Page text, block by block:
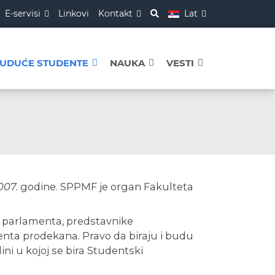
E-servisi Linkovi Kontakt Lat
STUDENTE NAUKA VESTI
godine. SPPMF je organ Fakulteta
predstavnike
prodekana. Pravo da biraju i budu
u kojoj se bira Studentski